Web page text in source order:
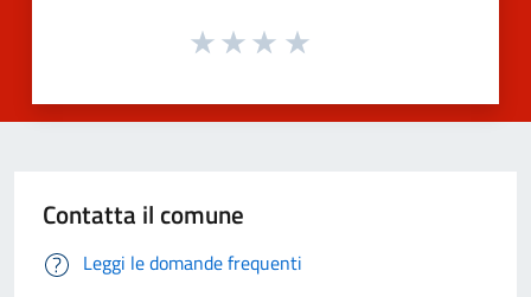
Contatta il comune
Leggi le domande frequenti